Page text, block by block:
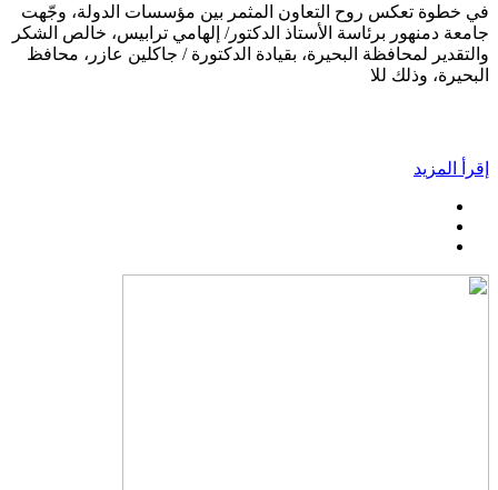
في خطوة تعكس روح التعاون المثمر بين مؤسسات الدولة، وجّهت
جامعة دمنهور برئاسة الأستاذ الدكتور/ إلهامي ترابيس، خالص الشكر
والتقدير لمحافظة البحيرة، بقيادة الدكتورة / جاكلين عازر، محافظ
البحيرة، وذلك للا
إقرأ المزيد